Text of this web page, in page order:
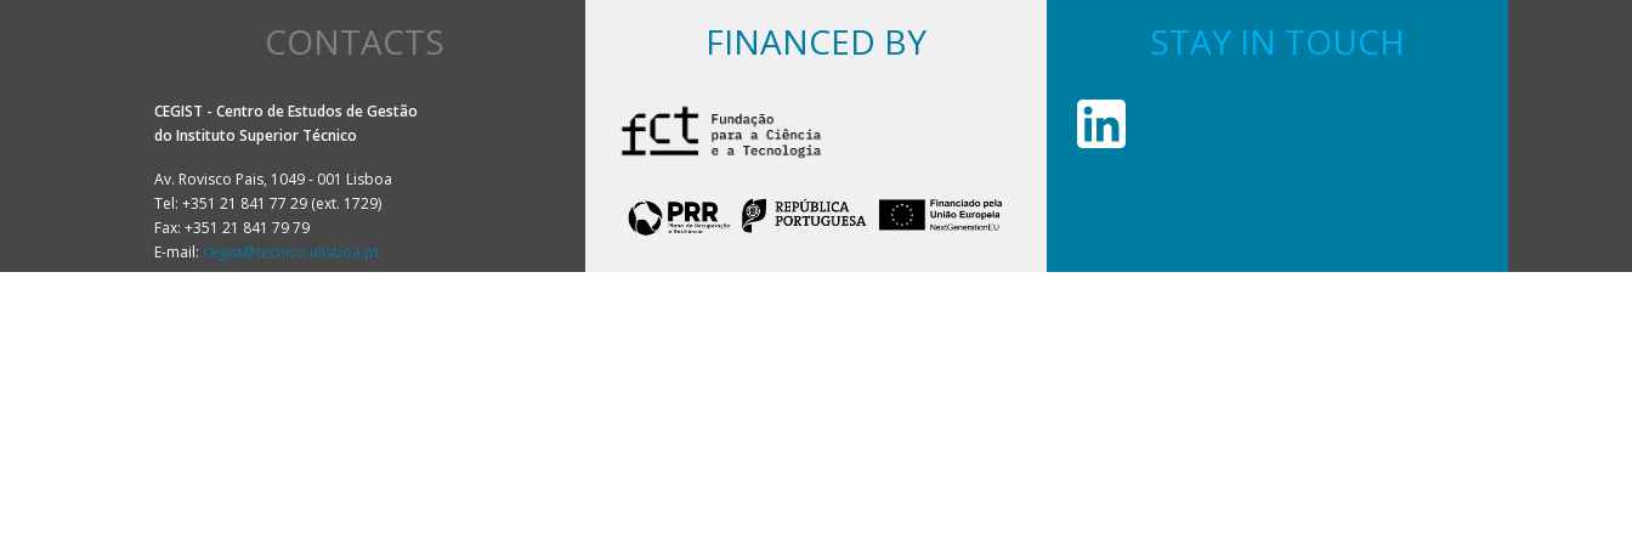
CONTACTS
CEGIST - Centro de Estudos de Gestão
do Instituto Superior Técnico
Av. Rovisco Pais, 1049 - 001 Lisboa
Tel: +351 21 841 77 29 (ext. 1729)
Fax: +351 21 841 79 79
E-mail: cegist@tecnico.ulisboa.pt
FINANCED BY STAY IN TOUCH